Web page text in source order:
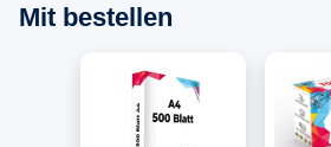
Mit bestellen